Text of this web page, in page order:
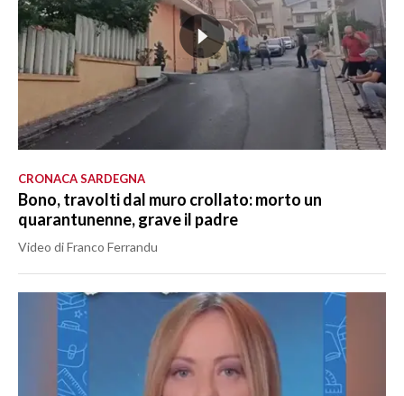
CRONACA SARDEGNA
Bono, travolti dal muro crollato: morto un
quarantunenne, grave il padre
Video di Franco Ferrandu